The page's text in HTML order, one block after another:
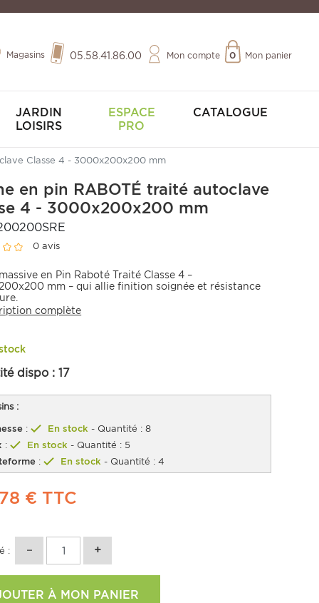
Magasins 05.58.41.86.00 Mon compte Mon panier
0
JARDIN
LOISIRS
ESPACE
PRO
CATALOGUE
Classe 4 - 3000x200x200 mm
en pin RABOTÉ traité autoclave
4 - 3000x200x200 mm
0 avis
en Pin Raboté Traité Classe 4 –
mm – qui allie finition soignée et résistance
complète
dispo :17
:
: En stock - Quantité : 8
: En stock - Quantité : 5
: En stock - Quantité : 4
€ TTC
:
À MON PANIER